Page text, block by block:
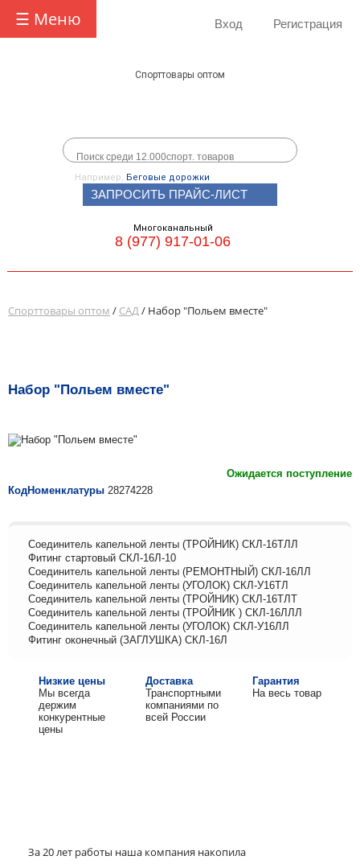
☰ Меню Вход Регистрация
Спорттовары оптом
Например, Беговые дорожки
ЗАПРОСИТЬ ПРАЙС-ЛИСТ
Многоканальный
8 (977) 917-01-06
Спорттовары оптом / САД/ Набор "Польем вместе"
Набор "Польем вместе"
Ожидается поступление
КодНоменклатуры 28274228
Соединитель капельной ленты (ТРОЙНИК) СКЛ-16ТЛЛ
Фитинг стартовый СКЛ-16Л-10
Соединитель капельной ленты (РЕМОНТНЫЙ) СКЛ-16ЛЛ
Соединитель капельной ленты (УГОЛОК) СКЛ-У16ТЛ
Соединитель капельной ленты (ТРОЙНИК) СКЛ-16ТЛТ
Соединитель капельной ленты (ТРОЙНИК ) СКЛ-16ЛЛЛ
Соединитель капельной ленты (УГОЛОК) СКЛ-У16ЛЛ
Фитинг оконечный (ЗАГЛУШКА) СКЛ-16Л
Низкие цены
Мы всегда
держим
конкурентные
цены
Доставка
Транспортными
компаниями по
всей России
Гарантия
На весь товар
За 20 лет работы наша компания накопила